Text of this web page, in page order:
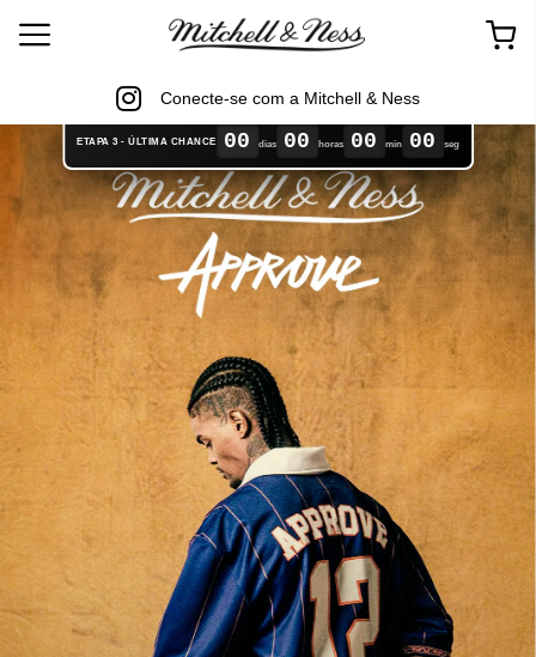
Conecte-se com a Mitchell & Ness
ETAPA 3 - ÚLTIMA CHANCE 00 dias 00 horas 00 min 00 seg